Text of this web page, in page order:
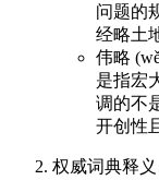
问题的
经略土
伟略
是指宏
调的不
开创性
权威词典释义